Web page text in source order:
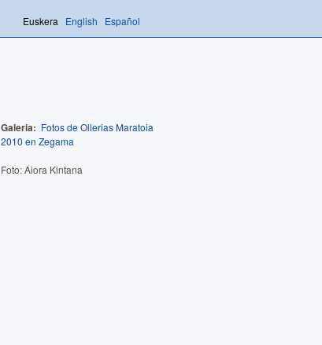
Galeria: Fotos de Ollerias Maratoia
2010 en Zegama
Foto: Aiora Kintana
Euskera English Español